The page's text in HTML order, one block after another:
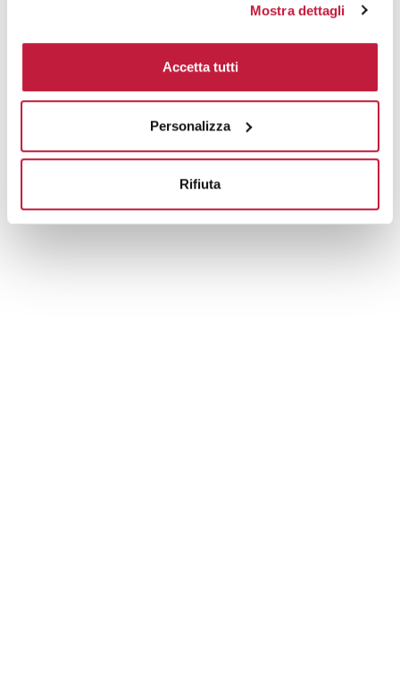
Mostra dettagli
Accetta tutti
Personalizza
Rifiuta
Area di personalizzazione
Domande e risposte
Prodotti alternativi